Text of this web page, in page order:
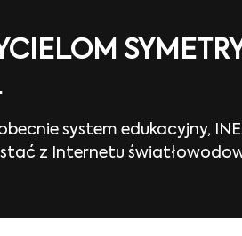
system edukacyjny,
z Internetu